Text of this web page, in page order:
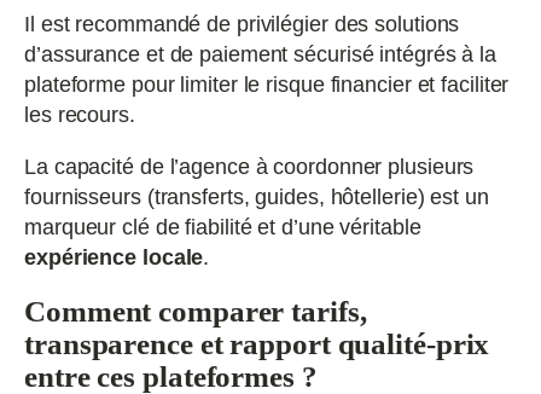
Il est recommandé de privilégier des solutions
d’assurance et de paiement sécurisé intégrés à la
plateforme pour limiter le risque financier et faciliter
les recours.
La capacité de l’agence à coordonner plusieurs
fournisseurs (transferts, guides, hôtellerie) est un
marqueur clé de fiabilité et d’une véritable
expérience locale.
Comment comparer tarifs,
transparence et rapport qualité-prix
entre ces plateformes ?